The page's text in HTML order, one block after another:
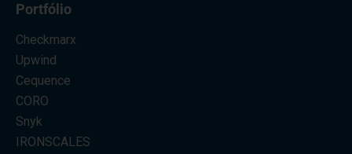
Portfólio
Checkmarx
Upwind
Cequence
CORO
Snyk
IRONSCALES